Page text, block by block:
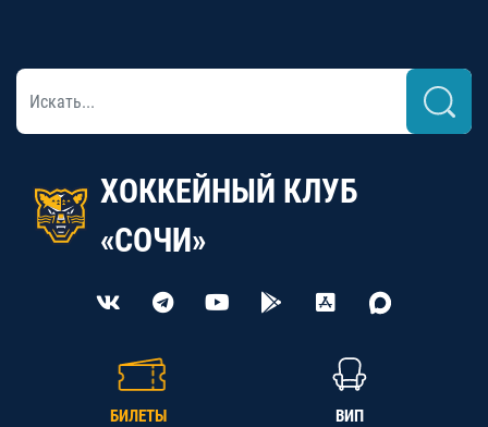
ХОККЕЙНЫЙ КЛУБ
«СОЧИ»
БИЛЕТЫ ВИП